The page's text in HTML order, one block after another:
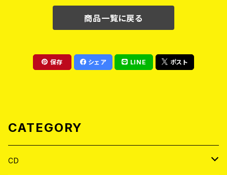
商品一覧に戻る
保存 シェア LINE ポスト
CATEGORY
CD